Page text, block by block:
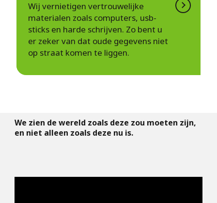
Wij vernietigen vertrouwelijke
materialen zoals computers, usb-
sticks en harde schrijven. Zo bent u
er zeker van dat oude gegevens niet
op straat komen te liggen.
We zien de wereld zoals deze zou moeten zijn,
en niet alleen zoals deze nu is.